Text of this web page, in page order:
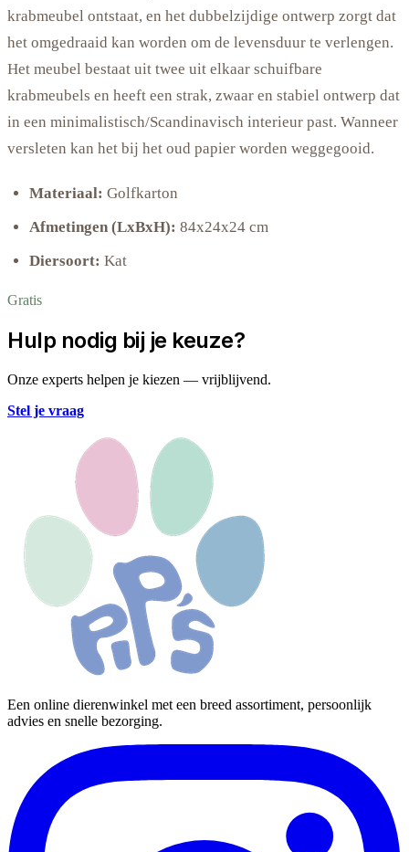
krabmeubel ontstaat, en het dubbelzijdige ontwerp zorgt dat
het omgedraaid kan worden om de levensduur te verlengen.
Het meubel bestaat uit twee uit elkaar schuifbare
krabmeubels en heeft een strak, zwaar en stabiel ontwerp dat
in een minimalistisch/Scandinavisch interieur past. Wanneer
versleten kan het bij het oud papier worden weggegooid.
Materiaal: Golfkarton
Afmetingen (LxBxH): 84x24x24 cm
Diersoort: Kat
Gratis
Hulp nodig bij je keuze?
Onze experts helpen je kiezen — vrijblijvend.
Stel je vraag
Een online dierenwinkel met een breed assortiment, persoonlijk
advies en snelle bezorging.